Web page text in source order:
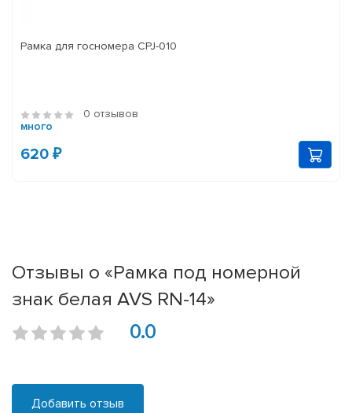
Рамка для госномера CPJ-010
0 отзывов
много
620 ₽
Отзывы о «Рамка под номерной
знак белая AVS RN-14»
0.0
Добавить отзыв